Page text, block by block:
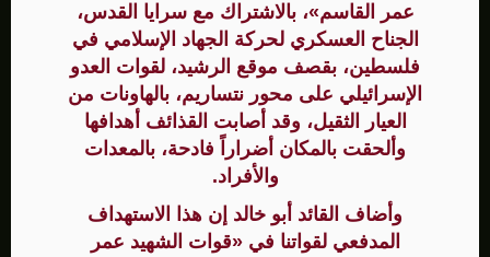
عمر القاسم»، بالاشتراك مع سرايا القدس،
الجناح العسكري لحركة الجهاد الإسلامي في
فلسطين، بقصف موقع الرشيد، لقوات العدو
الإسرائيلي على محور نتساريم، بالهاونات من
العيار الثقيل، وقد أصابت القذائف أهدافها
وألحقت بالمكان أضراراً فادحة، بالمعدات
والأفراد.
وأضاف القائد أبو خالد إن هذا الاستهداف
المدفعي لقواتنا في «قوات الشهيد عمر